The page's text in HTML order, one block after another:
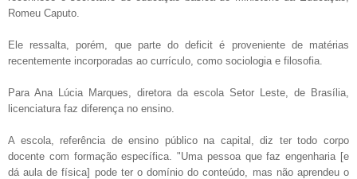
Romeu Caputo.
Ele ressalta, porém, que parte do deficit é proveniente de matérias
recentemente incorporadas ao currículo, como sociologia e filosofia.
Para Ana Lúcia Marques, diretora da escola Setor Leste, de Brasília,
licenciatura faz diferença no ensino.
A escola, referência de ensino público na capital, diz ter todo corpo
docente com formação específica. "Uma pessoa que faz engenharia [e
dá aula de física] pode ter o domínio do conteúdo, mas não aprendeu o